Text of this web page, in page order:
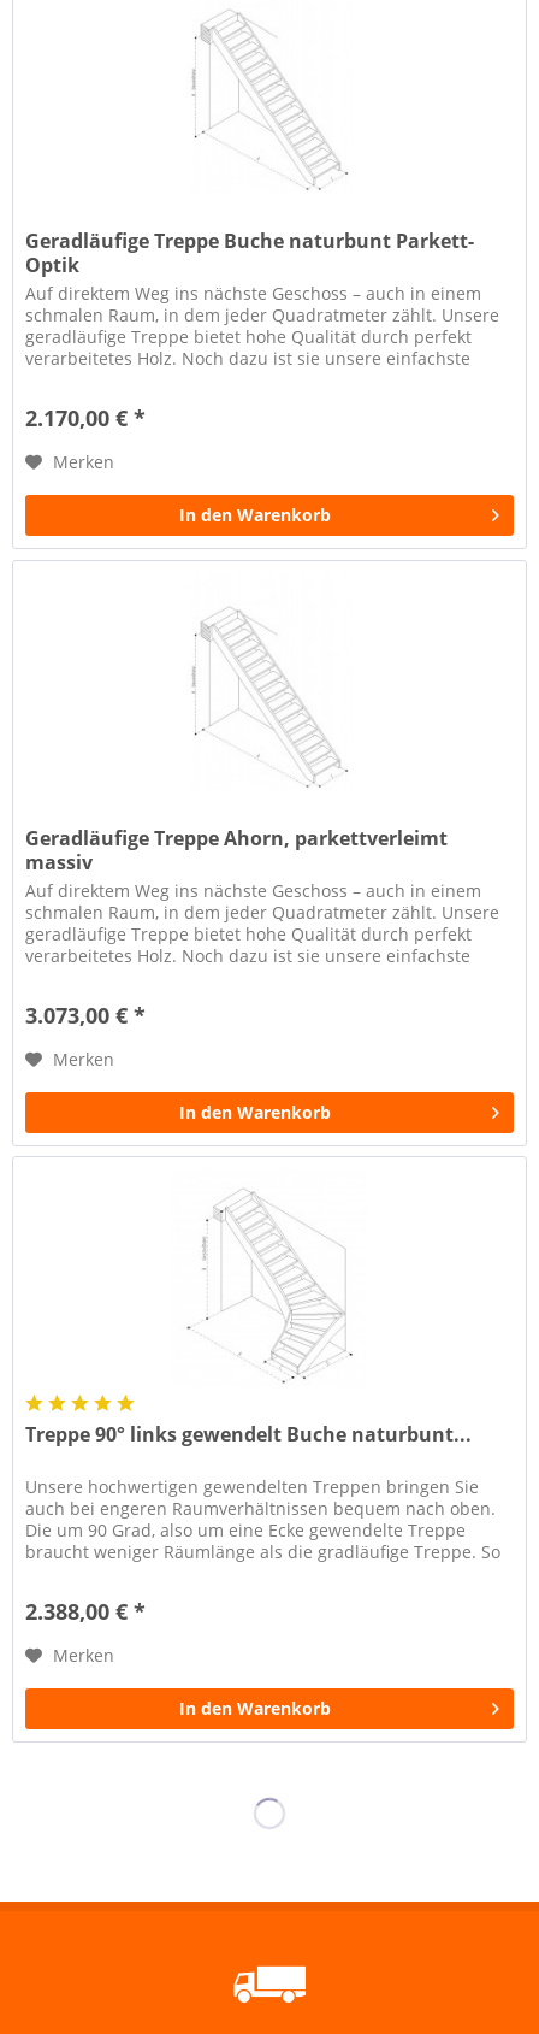
Geradläufige Treppe Buche naturbunt Parkett-
Optik
Auf direktem Weg ins nächste Geschoss – auch in einem
schmalen Raum, in dem jeder Quadratmeter zählt. Unsere
geradläufige Treppe bietet hohe Qualität durch perfekt
verarbeitetes Holz. Noch dazu ist sie unsere einfachste
2.170,00 € *
Merken
In den Warenkorb
Geradläufige Treppe Ahorn, parkettverleimt
massiv
Auf direktem Weg ins nächste Geschoss – auch in einem
schmalen Raum, in dem jeder Quadratmeter zählt. Unsere
geradläufige Treppe bietet hohe Qualität durch perfekt
verarbeitetes Holz. Noch dazu ist sie unsere einfachste
3.073,00 € *
Merken
In den Warenkorb
Treppe 90° links gewendelt Buche naturbunt...
Unsere hochwertigen gewendelten Treppen bringen Sie
auch bei engeren Raumverhältnissen bequem nach oben.
Die um 90 Grad, also um eine Ecke gewendelte Treppe
braucht weniger Räumlänge als die gradläufige Treppe. So
2.388,00 € *
Merken
In den Warenkorb